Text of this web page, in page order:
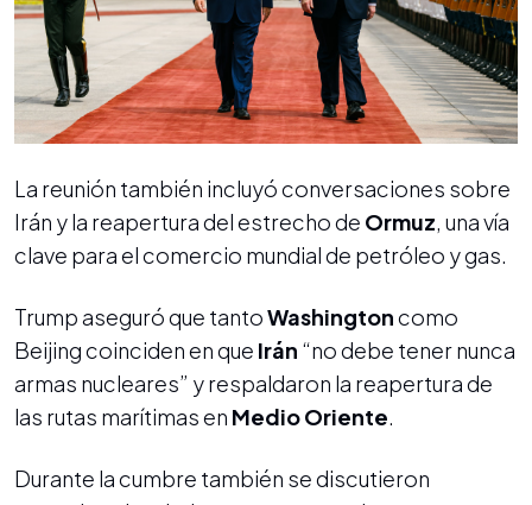
La reunión también incluyó conversaciones sobre
Irán y la reapertura del estrecho de Ormuz, una vía
clave para el comercio mundial de petróleo y gas.
Trump aseguró que tantoWashingtoncomo
Beijing coinciden en que Irán “no debe tener nunca
armas nucleares” y respaldaron la reapertura de
las rutas marítimas en Medio Oriente.
Durante la cumbre también se discutieron